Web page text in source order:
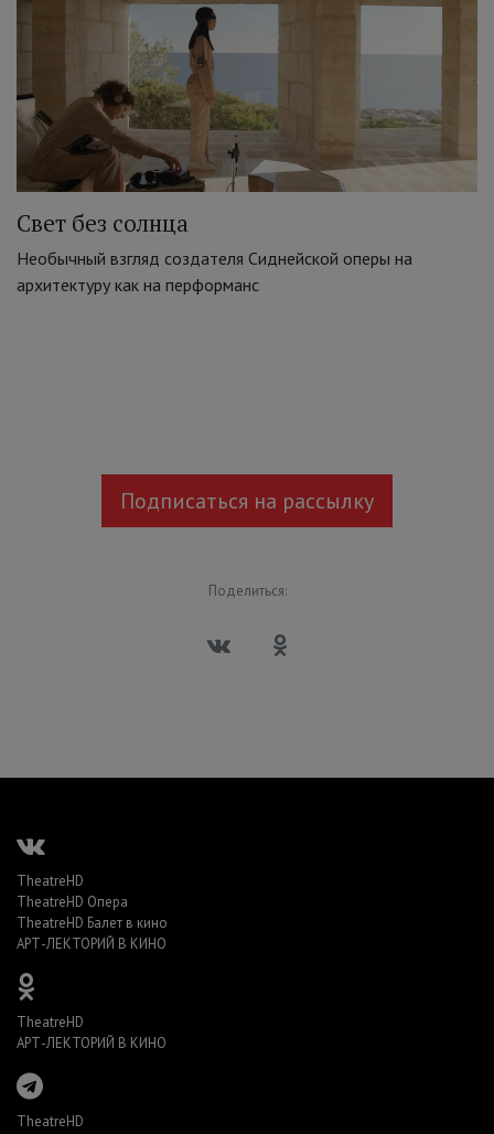
Свет без солнца
Необычный взгляд создателя Сиднейской оперы на
архитектуру как на перформанс
Подписаться на рассылку
Поделиться:
TheatreHD
TheatreHD Опера
TheatreHD Балет в кино
АРТ-ЛЕКТОРИЙ В КИНО
TheatreHD
АРТ-ЛЕКТОРИЙ В КИНО
TheatreHD